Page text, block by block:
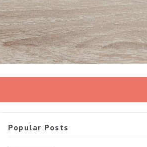
Popular Posts